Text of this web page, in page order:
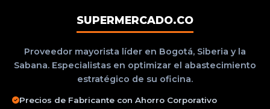
SUPERMERCADO.CO
Proveedor mayorista líder en Bogotá, Siberia y la
Sabana. Especialistas en optimizar el abastecimiento
estratégico de su oficina.
Precios de Fabricante con Ahorro Corporativo